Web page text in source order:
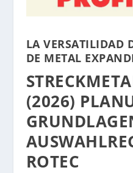
LA VERSATILIDAD
DE METAL
(2026)
ROTEC